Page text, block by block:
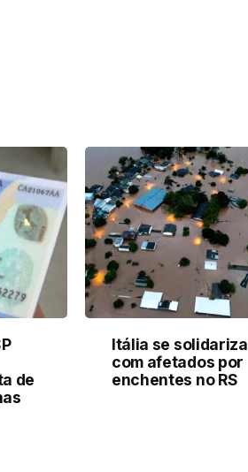
de
Itália se solidariza
com afetados por
enchentes no RS